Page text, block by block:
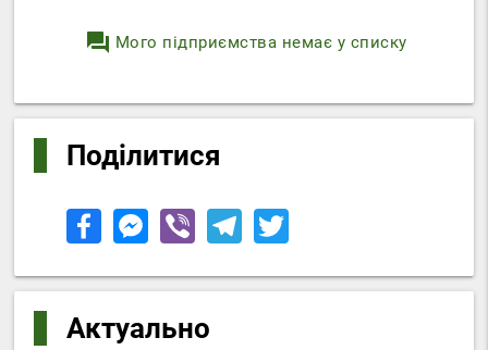
question_answer Мого підприємства немає у списку
Поділитися
Актуально